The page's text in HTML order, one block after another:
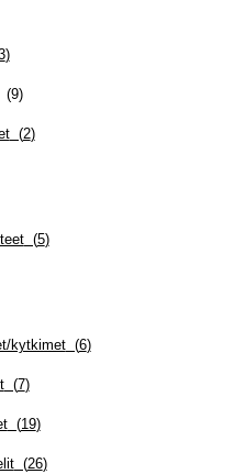
)
(9)
(2)
(5)
kytkimet(6)
(7)
(19)
(26)